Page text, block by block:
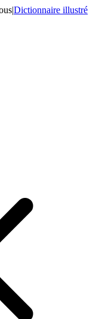
|Dictionnaire illustré